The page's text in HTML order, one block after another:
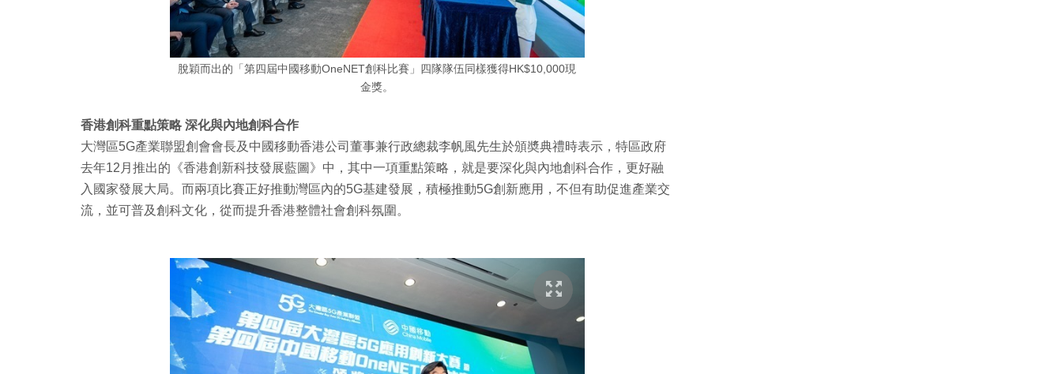
脫穎而出的「第四屆中國移動OneNET創科比賽」四隊隊伍同樣獲得HK$10,000現
金獎。
香港創科重點策略 深化與內地創科合作
大灣區5G產業聯盟創會會長及中國移動香港公司董事兼行政總裁李帆風先生於頒奬典禮時表示，特區政府
去年12月推出的《香港創新科技發展藍圖》中，其中一項重點策略，就是要深化與內地創科合作，更好融
入國家發展大局。而兩項比賽正好推動灣區內的5G基建發展，積極推動5G創新應用，不但有助促進產業交
流，並可普及創科文化，從而提升香港整體社會創科氛圍。